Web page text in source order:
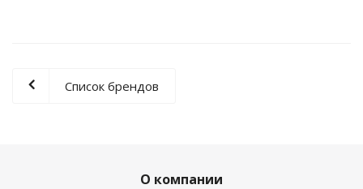
Список брендов
О компании